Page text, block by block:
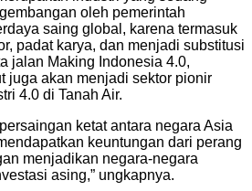
oleh pemerintah
saing global, karena termasuk
padat karya, dan menjadi substitusi
jalan Making Indonesia 4.0,
juga akan menjadi sektor pionir
4.0 di Tanah Air.
ketat antara negara Asia
keuntungan dari perang
menjadikan negara-negara
asing,” ungkapnya.